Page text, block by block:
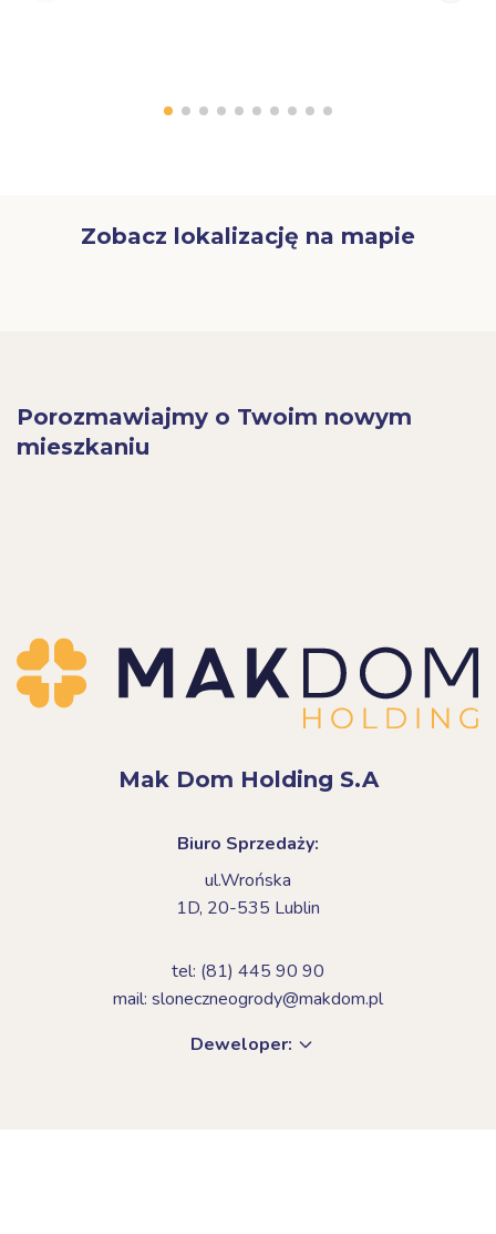
Zobacz lokalizację na mapie
Porozmawiajmy o Twoim nowym
mieszkaniu
Mak Dom Holding S.A
Biuro Sprzedaży:
ul.Wrońska
1D, 20-535 Lublin
tel: (81) 445 90 90
mail: sloneczneogrody@makdom.pl
Deweloper: